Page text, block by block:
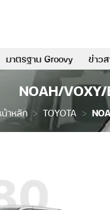
มาตรฐาน Groovy ข่าว
NOAH/VOXY/
าหลัก > TOYOTA >